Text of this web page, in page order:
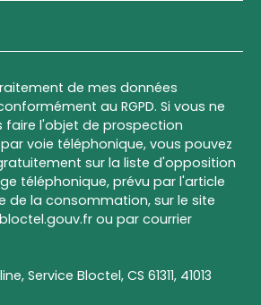
de mes données
au RGPD. Si vous ne
faire l'objet de prospection
voie téléphonique, vous pouvez
sur la liste d'opposition
téléphonique, prévu par l'article
de la consommation, sur le site
ou par courrier
Service Bloctel, CS 61311, 41013